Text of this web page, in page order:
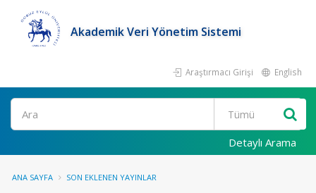
Akademik Veri Yönetim Sistemi
Araştırmacı Girişi English
Ara
Detaylı Arama
ANA SAYFA SON EKLENEN YAYINLAR